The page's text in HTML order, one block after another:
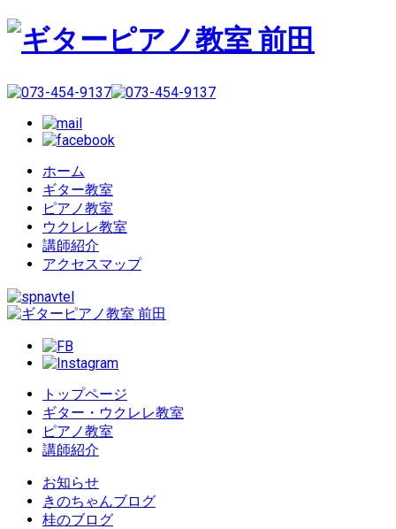
ホーム
ギター教室
ピアノ教室
ウクレレ教室
講師紹介
アクセスマップ
トップページ
ギター・ウクレレ教室
ピアノ教室
講師紹介
お知らせ
きのちゃんブログ
桂のブログ